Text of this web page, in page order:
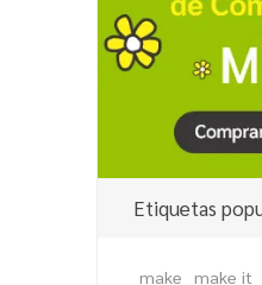
Etiquetas
make make it